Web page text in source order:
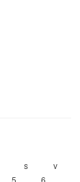
s v
5
6